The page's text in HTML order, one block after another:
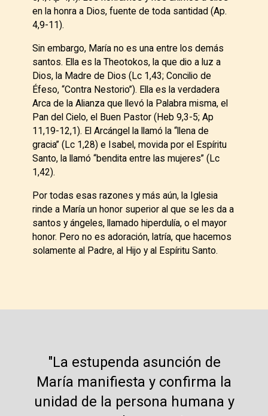
en la honra a Dios, fuente de toda santidad (Ap.
4,9-11).
Sin embargo, María no es una entre los demás
santos. Ella es la Theotokos, la que dio a luz a
Dios, la Madre de Dios (Lc 1,43; Concilio de
Éfeso, “Contra Nestorio”). Ella es la verdadera
Arca de la Alianza que llevó la Palabra misma, el
Pan del Cielo, el Buen Pastor (Heb 9,3-5; Ap
11,19-12,1). El Arcángel la llamó la “llena de
gracia” (Lc 1,28) e Isabel, movida por el Espíritu
Santo, la llamó “bendita entre las mujeres” (Lc
1,42).
Por todas esas razones y más aún, la Iglesia
rinde a María un honor superior al que se les da a
santos y ángeles, llamado hiperdulía, o el mayor
honor. Pero no es adoración, latría, que hacemos
solamente al Padre, al Hijo y al Espíritu Santo.
"La estupenda asunción de
María manifiesta y confirma la
unidad de la persona humana y